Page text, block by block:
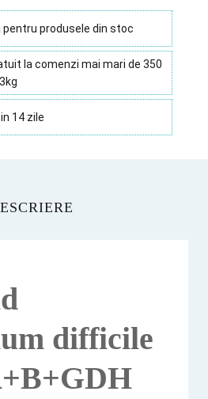
pentru produsele din stoc
la comenzi mai mari de 350
14 zile
difficile